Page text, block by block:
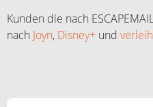
Kunden die nach
nach Joyn, Disney+ und